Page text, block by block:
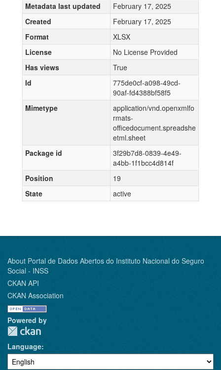
Metadata last updated
February 17, 2025
Created
February 17, 2025
Format
XLSX
License
No License Provided
Has views
True
Id
775de0cf-a098-49cd-
90af-fd4388bf58f5
Mimetype
application/vnd.openxmlfo
rmats-
officedocument.spreadshe
etml.sheet
Package id
3f29b7d8-0839-4e49-
a4bb-1f1bcc4d814f
Position
19
State
active
About Portal de Dados Abertos do Instituto Nacional do Seguro
Social - INSS
CKAN API
CKAN Association
Powered by
Language